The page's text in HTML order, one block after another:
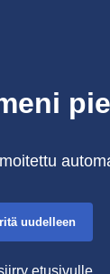
uudelleen
etusivulle